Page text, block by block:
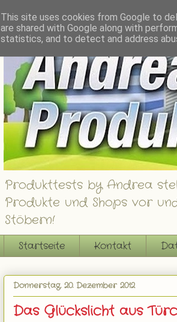
Produkttests by Andrea
Produkte und Shops vor
Stöbern!
Startseite Kontakt
Donnerstag, 20. Dezember 2012
Das Glückslicht aus
This site uses cookies from Google to
are shared with Google along with
statistics, and to detect and address